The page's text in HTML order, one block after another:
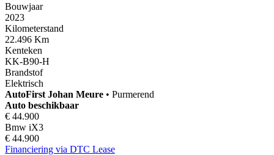
Bouwjaar
2023
Kilometerstand
22.496 Km
Kenteken
KK-B90-H
Brandstof
Elektrisch
AutoFirst Johan Meure • Purmerend
Auto beschikbaar
€ 44.900
Bmw iX3
€ 44.900
Financiering via DTC Lease